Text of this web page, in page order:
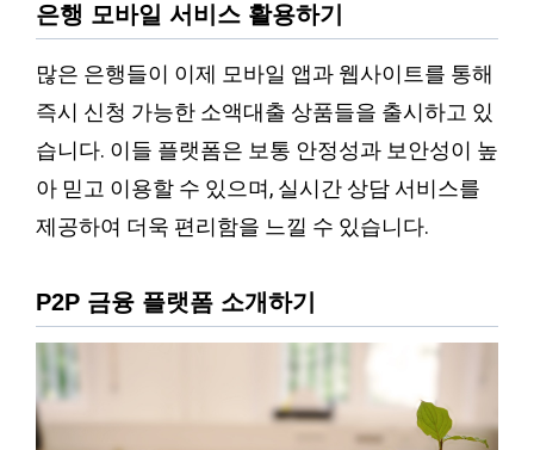
은행 모바일 서비스 활용하기
많은 은행들이 이제 모바일 앱과 웹사이트를 통해
즉시 신청 가능한 소액대출 상품들을 출시하고 있
습니다. 이들 플랫폼은 보통 안정성과 보안성이 높
아 믿고 이용할 수 있으며, 실시간 상담 서비스를
제공하여 더욱 편리함을 느낄 수 있습니다.
P2P 금융 플랫폼 소개하기